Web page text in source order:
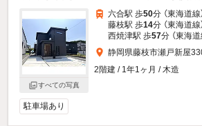
すべての写真
六合駅 歩50分 （東海道線
藤枝駅 歩14分 （東海道線
西焼津駅 歩57分 （東海道
静岡県藤枝市瀬戸新屋
2階建 / 1年1ヶ月 / 木造
駐車場あり